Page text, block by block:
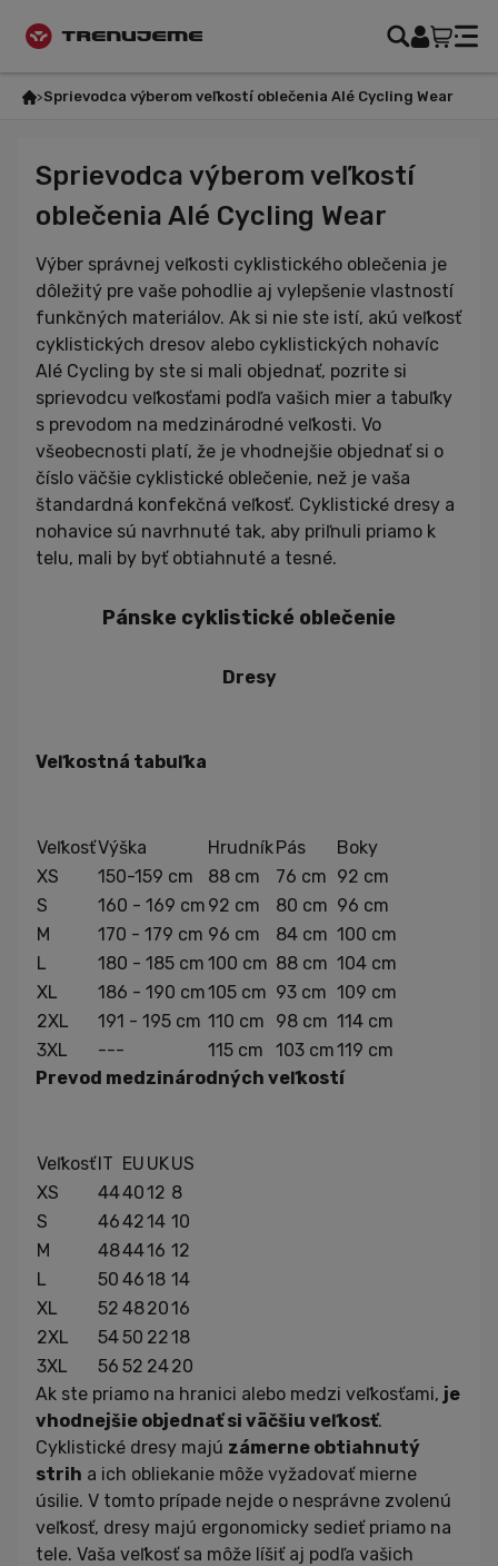
Sprievodca výberom veľkostí oblečenia Alé Cycling Wear
Sprievodca výberom veľkostí
oblečenia Alé Cycling Wear
Výber správnej veľkosti cyklistického oblečenia je
dôležitý pre vaše pohodlie aj vylepšenie vlastností
funkčných materiálov. Ak si nie ste istí, akú veľkosť
cyklistických dresov alebo cyklistických nohavíc
Alé Cycling by ste si mali objednať, pozrite si
sprievodcu veľkosťami podľa vašich mier a tabuľky
s prevodom na medzinárodné veľkosti. Vo
všeobecnosti platí, že je vhodnejšie objednať si o
číslo väčšie cyklistické oblečenie, než je vaša
štandardná konfekčná veľkosť. Cyklistické dresy a
nohavice sú navrhnuté tak, aby priľnuli priamo k
telu, mali by byť obtiahnuté a tesné.
Pánske cyklistické oblečenie
Dresy
Veľkostná tabuľka
VeľkosťVýška HrudníkPás
Boky
XS
150-159 cm 88 cm 76 cm 92 cm
S
160 - 169 cm 92 cm 80 cm 96 cm
M
170 - 179 cm 96 cm 84 cm 100 cm
L
180 - 185 cm 100 cm 88 cm 104 cm
XL
186 - 190 cm105 cm 93 cm 109 cm
2XL
191 - 195 cm 110 cm 98 cm 114 cm
3XL
--- 115 cm 103 cm119 cm
Prevod medzinárodných veľkostí
VeľkosťIT EU UKUS
XS
444012 8
S
464214 10
M
484416 12
L
50 4618 14
XL
52 482016
2XL
5450 2218
3XL
56 52 2420
Ak ste priamo na hranici alebo medzi veľkosťami, je
vhodnejšie objednať si väčšiu veľkosť.
Cyklistické dresy majú zámerne obtiahnutý
strih a ich obliekanie môže vyžadovať mierne
úsilie. V tomto prípade nejde o nesprávne zvolenú
veľkosť, dresy majú ergonomicky sedieť priamo na
tele. Vaša veľkosť sa môže líšiť aj podľa vašich